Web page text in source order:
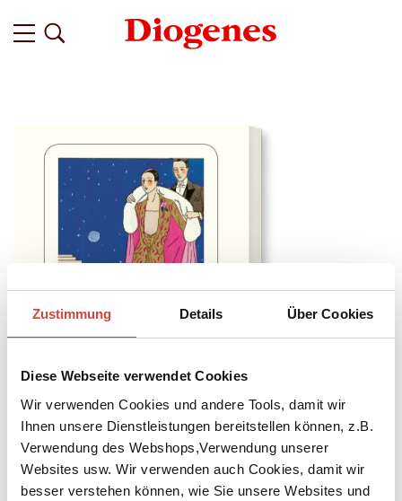
Zustimmung Details Über Cookies
Diese Webseite verwendet Cookies
Wir verwenden Cookies und andere Tools, damit wir
Ihnen unsere Dienstleistungen bereitstellen können, z.B.
Verwendung des Webshops,Verwendung unserer
Websites usw. Wir verwenden auch Cookies, damit wir
besser verstehen können, wie Sie unsere Websites und